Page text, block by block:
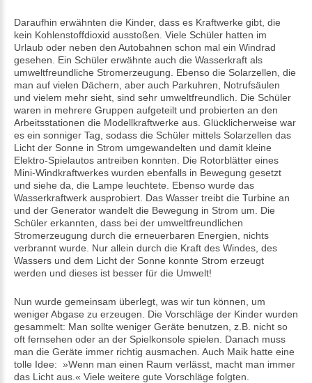
Daraufhin erwähnten die Kinder, dass es Kraftwerke gibt, die
kein Kohlenstoffdioxid ausstoßen. Viele Schüler hatten im
Urlaub oder neben den Autobahnen schon mal ein Windrad
gesehen. Ein Schüler erwähnte auch die Wasserkraft als
umweltfreundliche Stromerzeugung. Ebenso die Solarzellen, die
man auf vielen Dächern, aber auch Parkuhren, Notrufsäulen
und vielem mehr sieht, sind sehr umweltfreundlich. Die Schüler
waren in mehrere Gruppen aufgeteilt und probierten an den
Arbeitsstationen die Modellkraftwerke aus. Glücklicherweise war
es ein sonniger Tag, sodass die Schüler mittels Solarzellen das
Licht der Sonne in Strom umgewandelten und damit kleine
Elektro-Spielautos antreiben konnten. Die Rotorblätter eines
Mini-Windkraftwerkes wurden ebenfalls in Bewegung gesetzt
und siehe da, die Lampe leuchtete. Ebenso wurde das
Wasserkraftwerk ausprobiert. Das Wasser treibt die Turbine an
und der Generator wandelt die Bewegung in Strom um. Die
Schüler erkannten, dass bei der umweltfreundlichen
Stromerzeugung durch die erneuerbaren Energien, nichts
verbrannt wurde. Nur allein durch die Kraft des Windes, des
Wassers und dem Licht der Sonne konnte Strom erzeugt
werden und dieses ist besser für die Umwelt!
Nun wurde gemeinsam überlegt, was wir tun können, um
weniger Abgase zu erzeugen. Die Vorschläge der Kinder wurden
gesammelt: Man sollte weniger Geräte benutzen, z.B. nicht so
oft fernsehen oder an der Spielkonsole spielen. Danach muss
man die Geräte immer richtig ausmachen. Auch Maik hatte eine
tolle Idee: »Wenn man einen Raum verlässt, macht man immer
das Licht aus.« Viele weitere gute Vorschläge folgten.